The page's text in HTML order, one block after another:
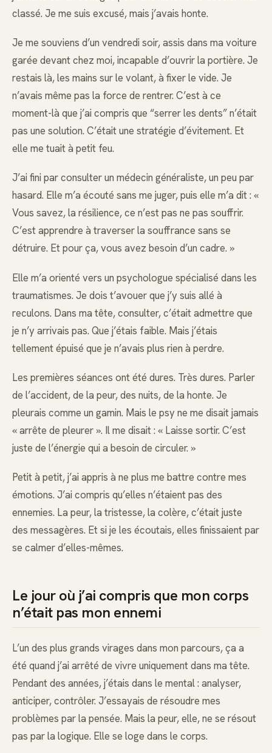
classé. Je me suis excusé, mais j’avais honte.
Je me souviens d’un vendredi soir, assis dans ma voiture
garée devant chez moi, incapable d’ouvrir la portière. Je
restais là, les mains sur le volant, à fixer le vide. Je
n’avais même pas la force de rentrer. C’est à ce
moment-là que j’ai compris que “serrer les dents” n’était
pas une solution. C’était une stratégie d’évitement. Et
elle me tuait à petit feu.
J’ai fini par consulter un médecin généraliste, un peu par
hasard. Elle m’a écouté sans me juger, puis elle m’a dit : «
Vous savez, la résilience, ce n’est pas ne pas souffrir.
C’est apprendre à traverser la souffrance sans se
détruire. Et pour ça, vous avez besoin d’un cadre. »
Elle m’a orienté vers un psychologue spécialisé dans les
traumatismes. Je dois t’avouer que j’y suis allé à
reculons. Dans ma tête, consulter, c’était admettre que
je n’y arrivais pas. Que j’étais faible. Mais j’étais
tellement épuisé que je n’avais plus rien à perdre.
Les premières séances ont été dures. Très dures. Parler
de l’accident, de la peur, des nuits, de la honte. Je
pleurais comme un gamin. Mais le psy ne me disait jamais
« arrête de pleurer ». Il me disait : « Laisse sortir. C’est
juste de l’énergie qui a besoin de circuler. »
Petit à petit, j’ai appris à ne plus me battre contre mes
émotions. J’ai compris qu’elles n’étaient pas des
ennemies. La peur, la tristesse, la colère, c’était juste
des messagères. Et si je les écoutais, elles finissaient par
se calmer d’elles-mêmes.
Le jour où j’ai compris que mon corps
n’était pas mon ennemi
L’un des plus grands virages dans mon parcours, ça a
été quand j’ai arrêté de vivre uniquement dans ma tête.
Pendant des années, j’étais dans le mental : analyser,
anticiper, contrôler. J’essayais de résoudre mes
problèmes par la pensée. Mais la peur, elle, ne se résout
pas par la logique. Elle se loge dans le corps.